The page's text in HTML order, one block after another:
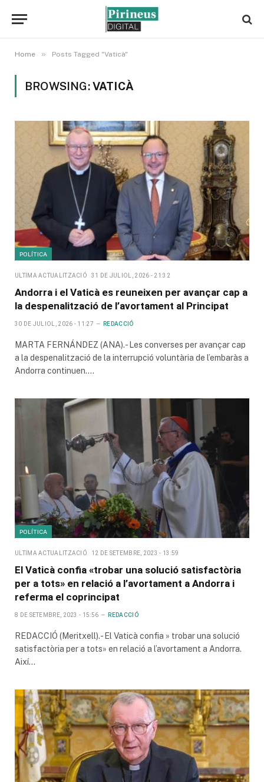
Home » Posts Tagged "Vaticà"
BROWSING:VATICÀ
POLÍTICA
ULTIMA ACTUALITZACIÓ 31 DE JULIOL, 2026 - 21:32
Andorra i el Vaticà es reuneixen per avançar cap a
la despenalització de l’avortament al Principat
30 DE JULIOL, 2026 - 11:27 REDACCIÓ
MARTA FERNÁNDEZ (ANA).- Les converses per avançar cap
a la despenalització de la interrupció voluntària de l’embaràs a
Andorra continuen.…
POLÍTICA
ULTIMA ACTUALITZACIÓ 12 DE SETEMBRE, 2023 - 13:59
El Vaticà confia «trobar una solució satisfactòria
per a tots» en relació a l’avortament a Andorra i
referma el coprincipat
8 DE SETEMBRE, 2023 - 15:56 REDACCIÓ
REDACCIÓ (Meritxell).- El Vaticà confia » trobar una solució
satisfactòria per a tots» en relació a l’avortament a Andorra.
Així…